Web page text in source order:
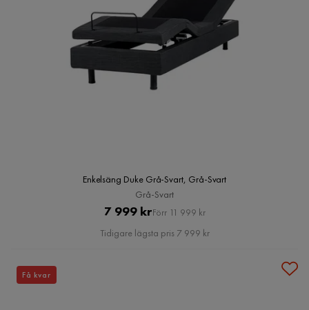
Enkelsäng Duke Grå-Svart, Grå-Svart
Grå-Svart
Pris
7 999 krOriginal
Pris
Förr 11 999 kr
Tidigare lägsta pris 7 999 kr
Få kvar